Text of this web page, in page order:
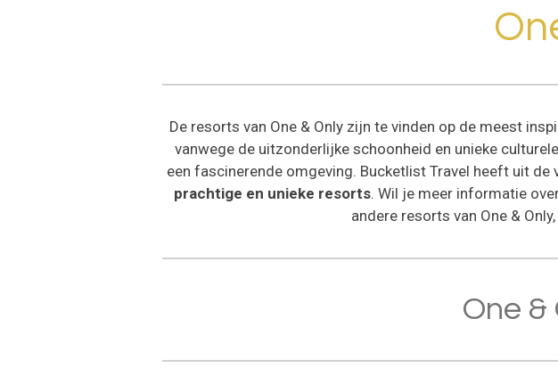
De resorts van One & Only zijn te vinden op de meest
vanwege de uitzonderlijke schoonheid en unieke
een fascinerende omgeving. Bucketlist Travel heeft uit
prachtige en unieke resorts. Wil je meer informatie
andere resorts van One & Only,
One